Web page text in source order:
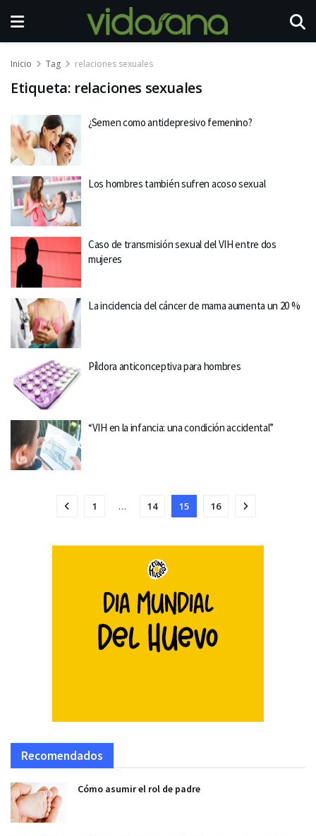
Inicio Tag relaciones sexuales
Etiqueta: relaciones sexuales
¿Semen como antidepresivo femenino?
Los hombres también sufren acoso sexual
Caso de transmisión sexual del VIH entre dos
mujeres
La incidencia del cáncer de mama aumenta un 20 %
Píldora anticonceptiva para hombres
“VIH en la infancia: una condición accidental”
1 … 14 15 16
Recomendados
Cómo asumir el rol de padre